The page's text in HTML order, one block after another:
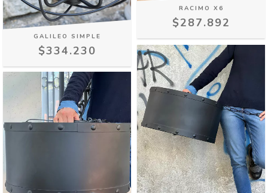
GALILEO SIMPLE
$334.230
RACIMO X6
$287.892